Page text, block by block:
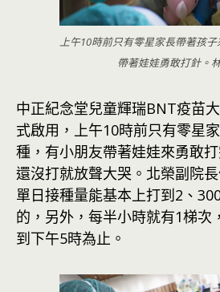
上午10時前只有零星家長帶著孩
帶著娃娃勇敢打針。
中正紀念堂兒童輝瑞BNT疫苗
式啟用，上午10時前只有零星
種，有小朋友帶著娃娃來勇敢
還沒打就放聲大哭。北榮副院
單日接種量能基本上打到2、
的，另外，每半小時就有1梯次
到下午5時為止。